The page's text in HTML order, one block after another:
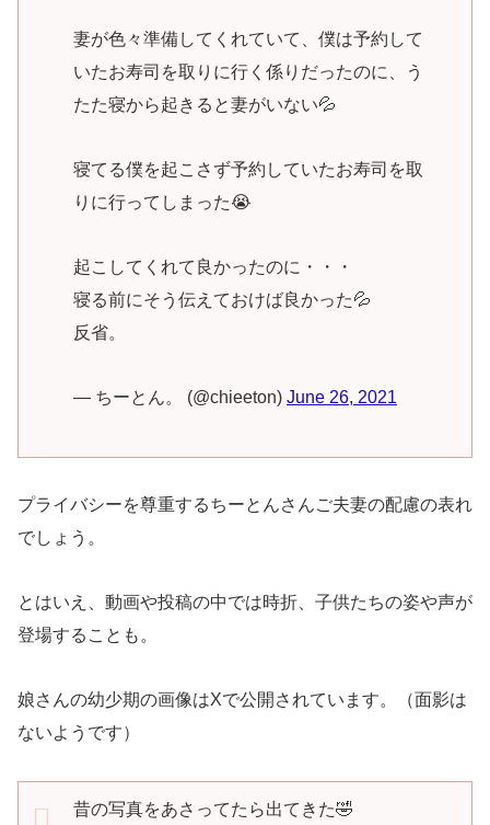
妻が色々準備してくれていて、僕は予約して
いたお寿司を取りに行く係りだったのに、う
たた寝から起きると妻がいない💦
寝てる僕を起こさず予約していたお寿司を取
りに行ってしまった😭
起こしてくれて良かったのに・・・
寝る前にそう伝えておけば良かった💦
反省。
— ちーとん。 (@chieeton) June 26, 2021
プライバシーを尊重するちーとんさんご夫妻の配慮の表れ
でしょう。
とはいえ、動画や投稿の中では時折、子供たちの姿や声が
登場することも。
娘さんの幼少期の画像はXで公開されています。（面影は
ないようです）
昔の写真をあさってたら出てきた🤣